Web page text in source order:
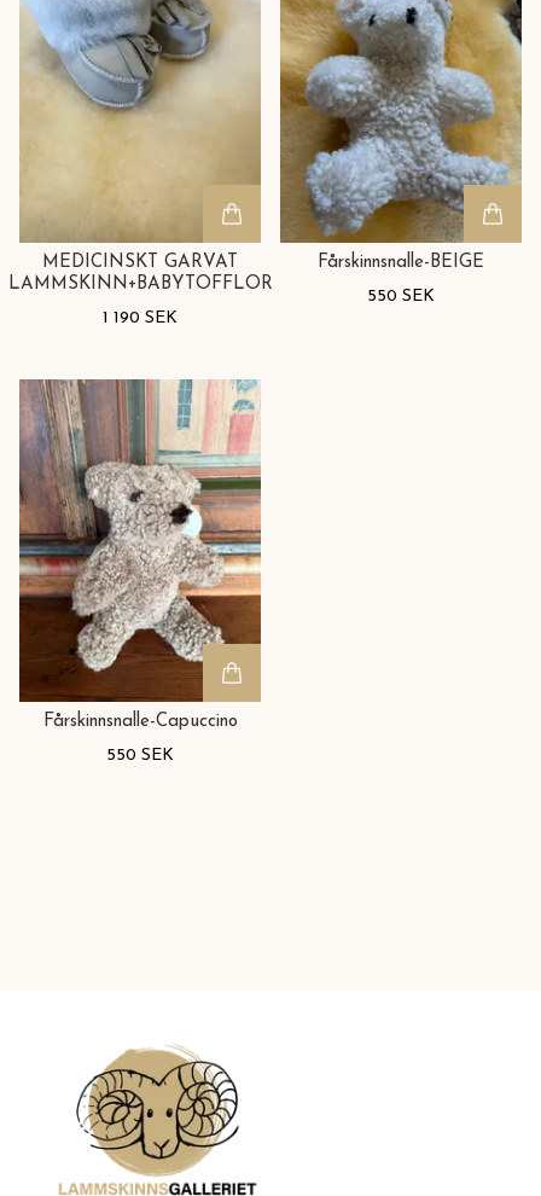
MEDICINSKT GARVAT
LAMMSKINN+BABYTOFFLOR
1 190 SEK
Fårskinnsnalle-BEIGE
550 SEK
Fårskinnsnalle-Capuccino
550 SEK